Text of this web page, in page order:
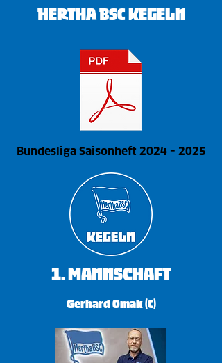
HERTHA BSC KEGELN
Bundesliga Saisonheft 2024 - 2025
​1. Mannschaft
Gerhard Omak (C)